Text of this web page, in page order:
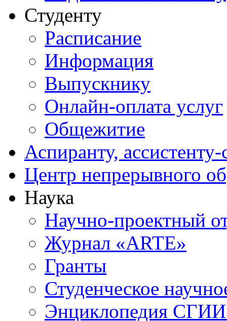
Студенту
Расписание
Информация
Выпускнику
Онлайн-оплата услуг
Общежитие
Аспиранту,
Центр непрерывного
Наука
Научно-проектный
Журнал «ARTE»
Гранты
Студенческое
Энциклопедия СГИИ